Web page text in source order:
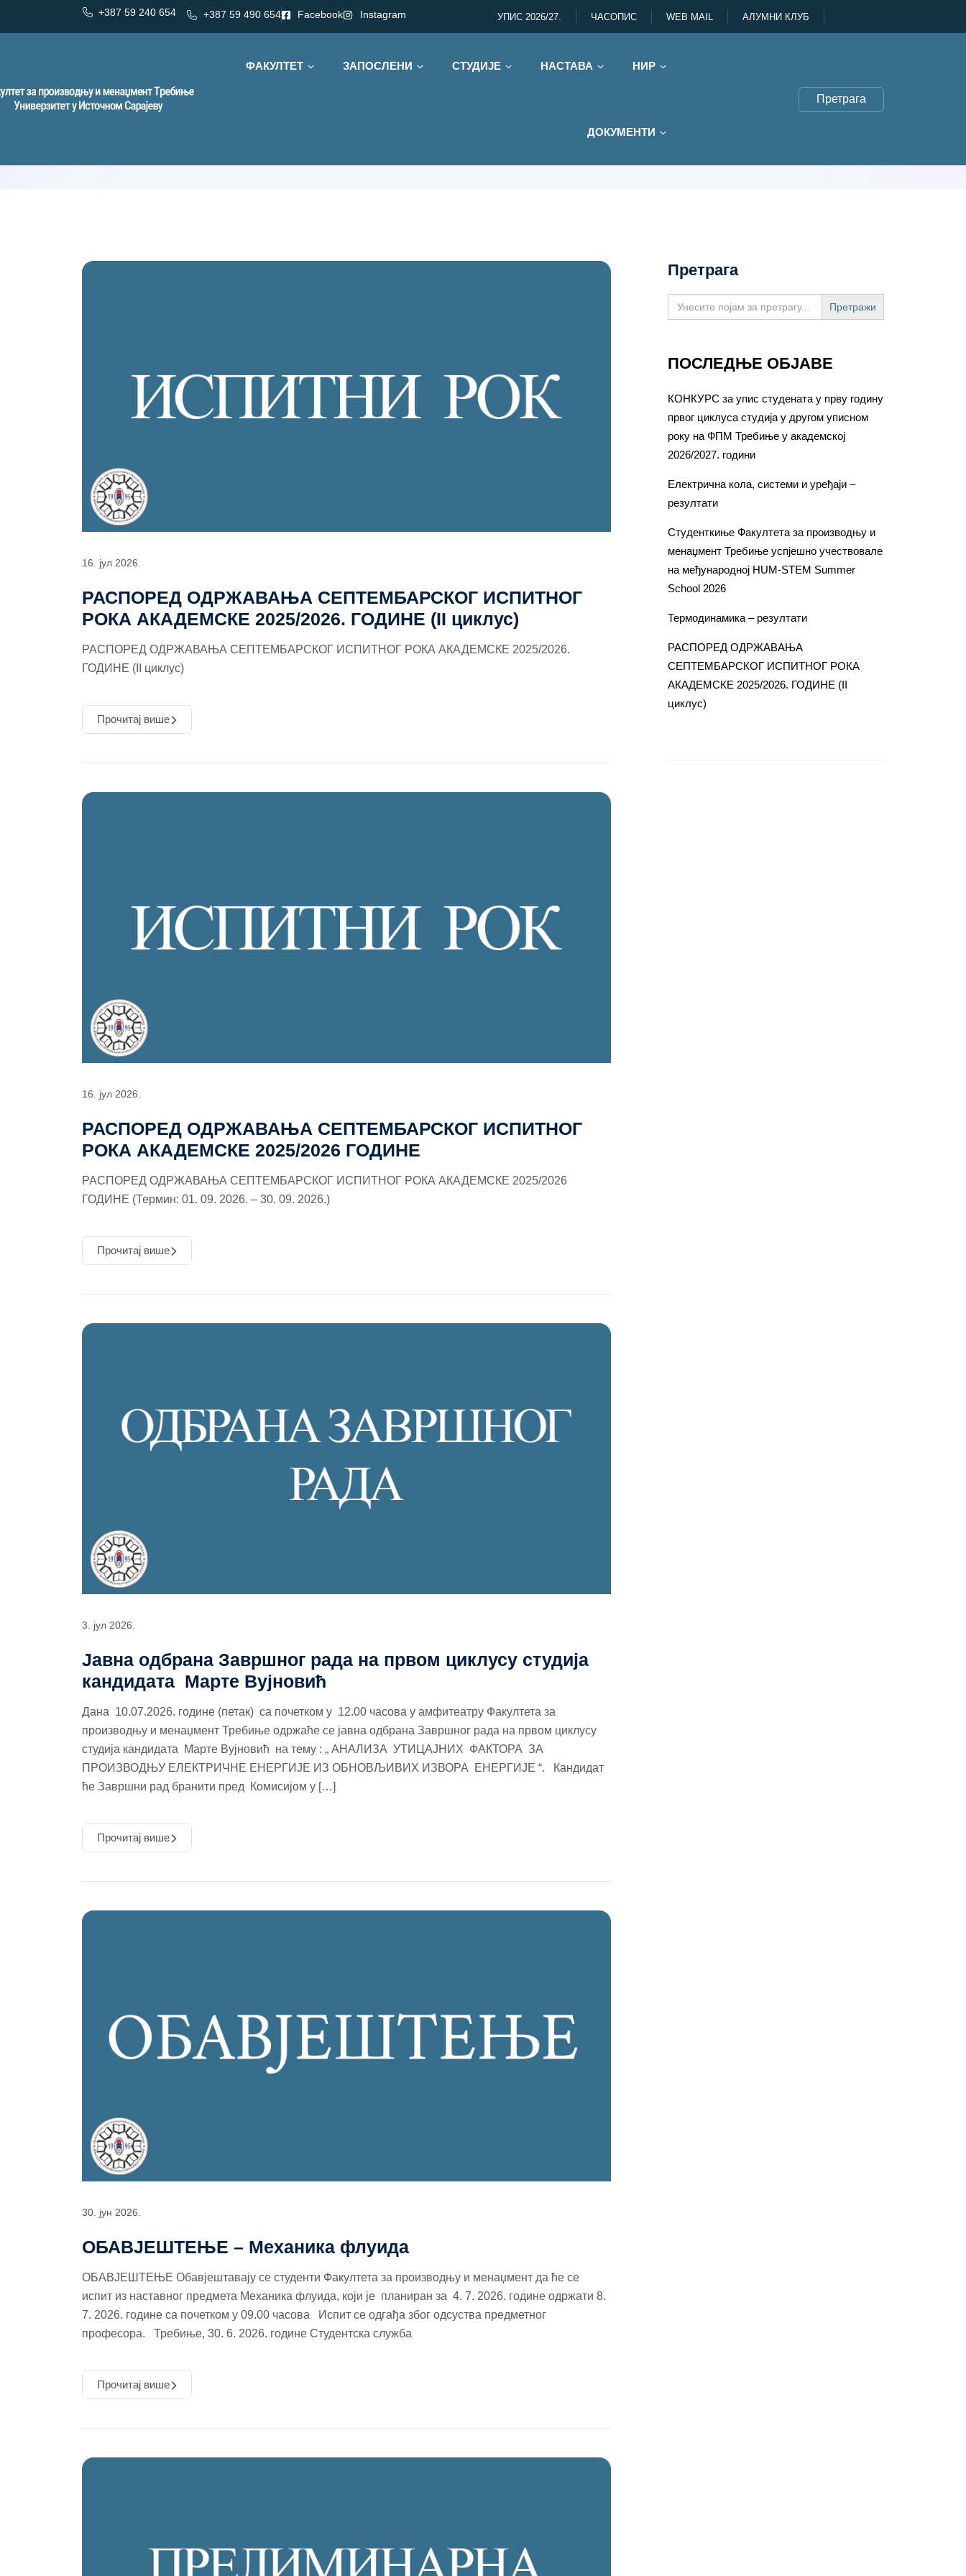
+387 59 240 654 +387 59 490 654 Facebook Instagram УПИС 2026/27. ЧАСОПИС WEB MAIL АЛУМНИ КЛУБ
ФАКУЛТЕТ ЗАПОСЛЕНИ СТУДИЈЕ НАСТАВА НИР
ДОКУМЕНТИ
Претрага
Категорија:Обавјештења
16. јул 2026.
РАСПОРЕД ОДРЖАВАЊА СЕПТЕМБАРСКОГ ИСПИТНОГ
РОКА АКАДЕМСКЕ 2025/2026. ГОДИНЕ (II циклус)
РАСПОРЕД ОДРЖАВАЊА СЕПТЕМБАРСКОГ ИСПИТНОГ РОКА АКАДЕМСКЕ 2025/2026.
ГОДИНЕ (II циклус)
Прочитај више
16. јул 2026.
РАСПОРЕД ОДРЖАВАЊА СЕПТЕМБАРСКОГ ИСПИТНОГ
РОКА АКАДЕМСКЕ 2025/2026 ГОДИНЕ
РАСПОРЕД ОДРЖАВАЊА СЕПТЕМБАРСКОГ ИСПИТНОГ РОКА АКАДЕМСКЕ 2025/2026
ГОДИНЕ (Термин: 01. 09. 2026. – 30. 09. 2026.)
Прочитај више
3. јул 2026.
Јавна одбрана Завршног рада на првом циклусу студија
кандидата Марте Вујновић
Дана 10.07.2026. године (петак) са почетком у 12.00 часова у амфитеатру Факултета за
производњу и менаџмент Требиње одржаће се јавна одбрана Завршног рада на првом циклусу
студија кандидата Марте Вујновић на тему : „ АНАЛИЗА УТИЦАЈНИХ ФАКТОРА ЗА
ПРОИЗВОДЊУ ЕЛЕКТРИЧНЕ ЕНЕРГИЈЕ ИЗ ОБНОВЉИВИХ ИЗВОРА ЕНЕРГИЈЕ “. Кандидат
ће Завршни рад бранити пред Комисијом у […]
Прочитај више
30. јун 2026.
ОБАВЈЕШТЕЊЕ – Механика флуида
ОБАВЈЕШТЕЊЕ Обавјештавају се студенти Факултета за производњу и менаџмент да ће се
испит из наставног предмета Механика флуида, који је планиран за 4. 7. 2026. године одржати 8.
7. 2026. године са почетком у 09.00 часова Испит се одгађа због одсуства предметног
професора. Требиње, 30. 6. 2026. године Студентска служба
Прочитај више
Претрага
Search
for:
ПОСЛЕДЊЕ ОБЈАВЕ
КОНКУРС за упис студената у прву годину
првог циклуса студија у другом уписном
року на ФПМ Требиње у академској
2026/2027. години
Електрична кола, системи и уређаји –
резултати
Студенткиње Факултета за производњу и
менаџмент Требиње успјешно учествовале
на међународној HUM-STEM Summer
School 2026
Термодинамика – резултати
РАСПОРЕД ОДРЖАВАЊА
СЕПТЕМБАРСКОГ ИСПИТНОГ РОКА
АКАДЕМСКЕ 2025/2026. ГОДИНЕ (II
циклус)